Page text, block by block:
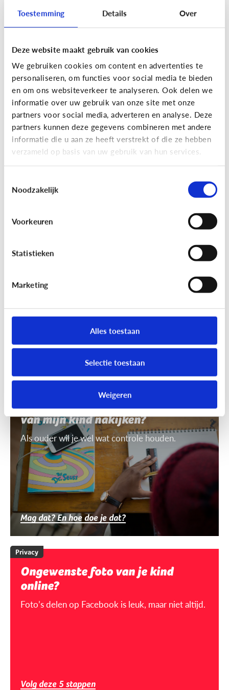
Toestemming Details Over
Deze website maakt gebruik van cookies
We gebruiken cookies om content en advertenties te
personaliseren, om functies voor social media te bieden
en om ons websiteverkeer te analyseren. Ook delen we
informatie over uw gebruik van onze site met onze
partners voor social media, adverteren en analyse. Deze
partners kunnen deze gegevens combineren met andere
informatie die u aan ze heeft verstrekt of die ze hebben
verzameld op basis van uw gebruik van hun services.
Noodzakelijk
Voorkeuren
Statistieken
Marketing
Alles toestaan
Selectie toestaan
Weigeren
Privacy
Moet ik aan mijn kind uitleggen
wat 'recht op afbeelding' is?
Staat jou kind stil bij het maken en verspreiden
van foto’s en filmpjes waar anderen op staan? Of
deelt jouw kind zomaar alles van iedereen op
Facebook of Snapchat?
Privacy
op afbeelding’ is
gebruiken. Daarvoor heb je toestemming nodig.
Mag ik de smartphone of tablet
van mijn kind nakijken?
Als ouder wil je wel wat controle houden.
Mag dat? En hoe doe je dat?
Privacy
Ongewenste foto van je kind
online?
Foto’s delen op Facebook is leuk, maar niet altijd.
Volg deze 5 stappen